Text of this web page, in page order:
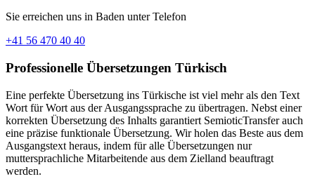
Sie erreichen uns in Baden unter Telefon
+41 56 470 40 40
Professionelle Übersetzungen Türkisch
Eine perfekte Übersetzung ins Türkische ist viel mehr als den Text
Wort für Wort aus der Ausgangssprache zu übertragen. Nebst einer
korrekten Übersetzung des Inhalts garantiert SemioticTransfer auch
eine präzise funktionale Übersetzung. Wir holen das Beste aus dem
Ausgangstext heraus, indem für alle Übersetzungen nur
muttersprachliche Mitarbeitende aus dem Zielland beauftragt
werden.